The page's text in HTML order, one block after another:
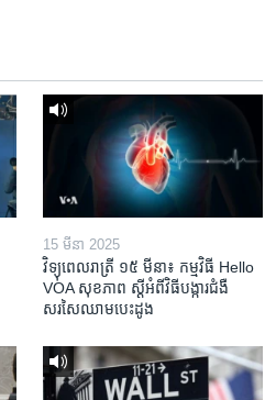
15 មីនា 2025
វិទ្យុពេលរាត្រី ១៥ មីនា៖ កម្មវិធី ​Hello
VOA សុខភាព ស្ដី​អំពី​វិធី​បង្ការ​ជំងឺ​
សរសៃ​ឈាម​បេះដូង